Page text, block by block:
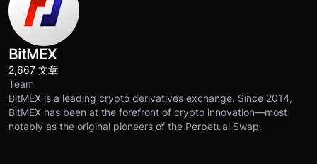
BitMEX
2,667 文章
Team
BitMEX is a leading crypto derivatives exchange. Since 2014,
BitMEX has been at the forefront of crypto innovation—most
notably as the original pioneers of the Perpetual Swap.